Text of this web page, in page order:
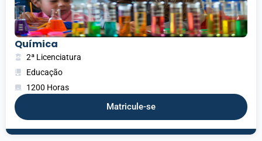
Química
2ª Licenciatura
Educação
1200 Horas
Matricule-se